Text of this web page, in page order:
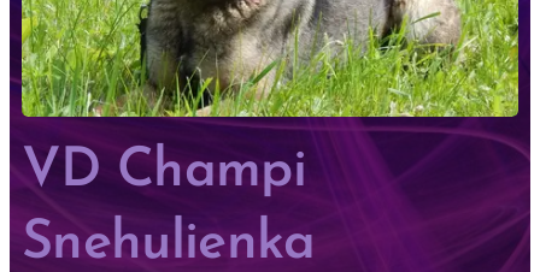
VD Champi
Snehulienka